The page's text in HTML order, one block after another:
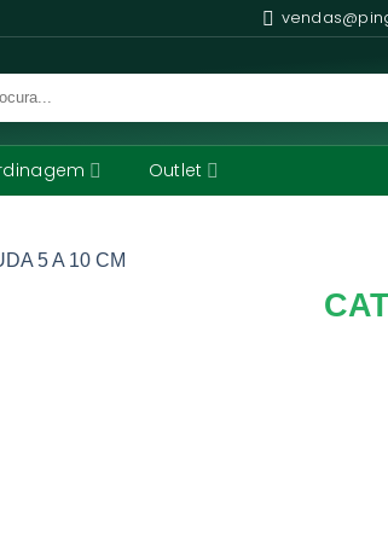
Outlet